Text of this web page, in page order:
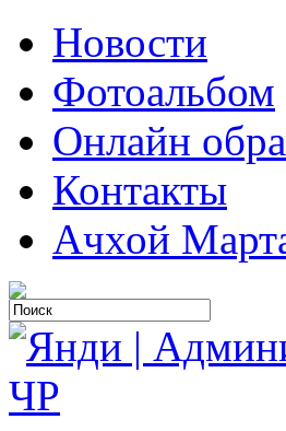
Новости
Фотоальбом
Онлайн
Контакты
Ачхой